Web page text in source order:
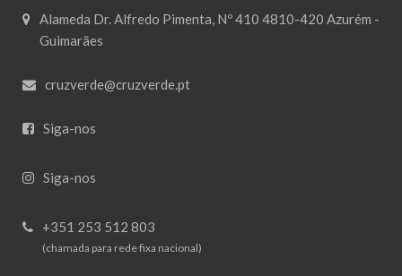
Alameda Dr. Alfredo Pimenta, Nº 410 4810-420 Azurém -
Guimarães
cruzverde@cruzverde.pt
Siga-nos
Siga-nos
+351 253 512 803
(chamada para rede fixa nacional)